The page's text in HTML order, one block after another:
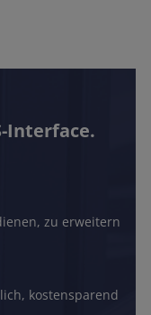
Interface.
zu erweitern
kostensparend